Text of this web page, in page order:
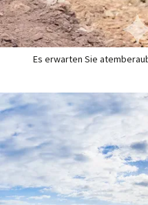
Es erwarten Sie